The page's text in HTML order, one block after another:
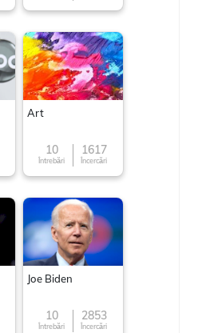
Art
10
Întrebări
1617
Încercări
Joe Biden
10
Întrebări
2853
Încercări